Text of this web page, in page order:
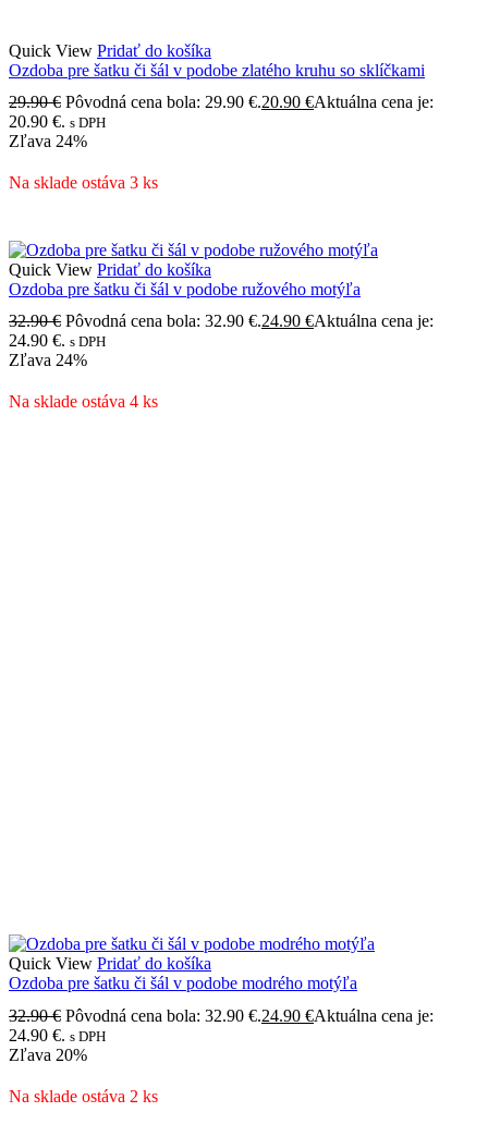
Quick View Pridať do košíka
Ozdoba pre šatku či šál v podobe zlatého kruhu so sklíčkami
29.90€ Pôvodná cena bola: 29.90 €.20.90 €Aktuálna cena je:
20.90 €. s DPH
Zľava 24%
Na sklade ostáva 3 ks
Quick View Pridať do košíka
Ozdoba pre šatku či šál v podobe ružového motýľa
32.90€ Pôvodná cena bola: 32.90 €.24.90 €Aktuálna cena je:
24.90 €. s DPH
Zľava 24%
Na sklade ostáva 4 ks
Quick View Pridať do košíka
Ozdoba pre šatku či šál v podobe modrého motýľa
32.90€ Pôvodná cena bola: 32.90 €.24.90 €Aktuálna cena je:
24.90 €. s DPH
Zľava 20%
Na sklade ostáva 2 ks